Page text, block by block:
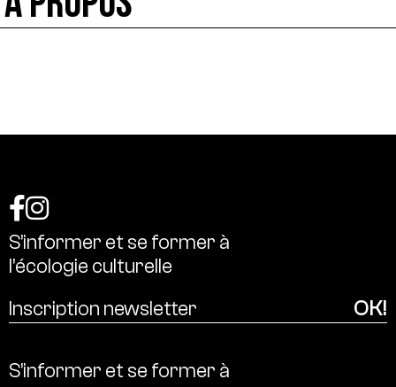
S’informer et se former à
l’écologie culturelle
S’informer et se former à